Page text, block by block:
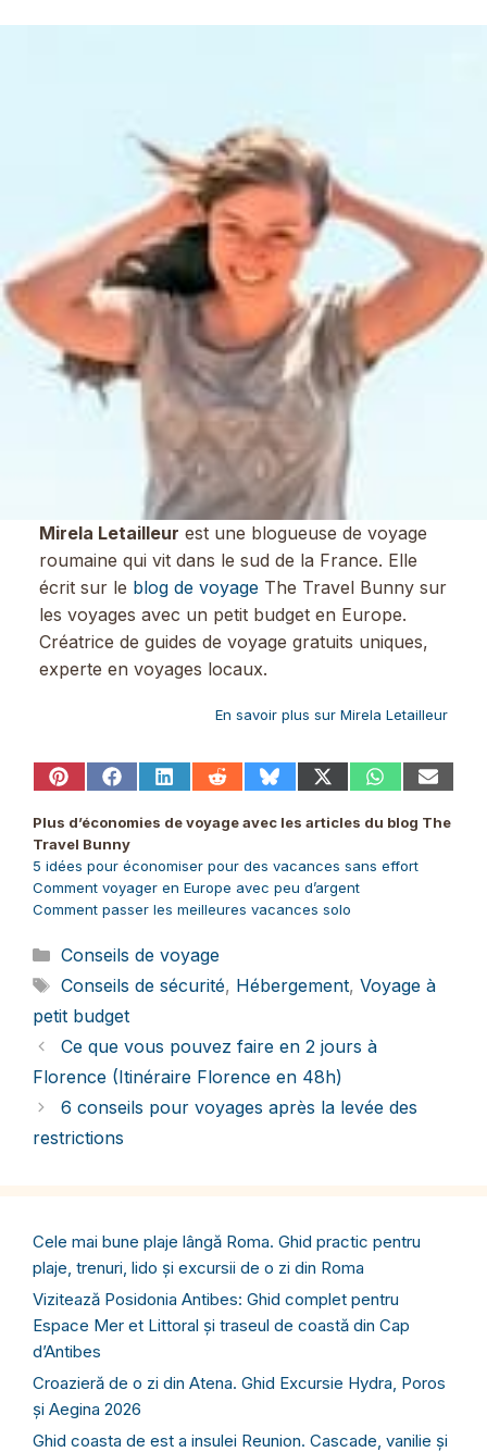
Mirela Letailleur est une blogueuse de voyage
roumaine qui vit dans le sud de la France. Elle
écrit sur le blog de voyageThe Travel Bunny sur
les voyages avec un petit budget en Europe.
Créatrice de guides de voyage gratuits uniques,
experte en voyages locaux.
En savoir plus sur Mirela Letailleur
Share
Pinterest
Share
Facebook
Share
LinkedIn
Share
Reddit
Share
Bluesky
Share
X
(Twitter)
Share
WhatsApp
Share
Email
Plus d’économies de voyage avec les articles du blog The
Travel Bunny
5 idées pour économiser pour des vacances sans effort
Comment voyager en Europe avec peu d’argent
Comment passer les meilleures vacances solo
Catégories
Conseils de voyage
Étiquettes
Conseils de sécurité, Hébergement, Voyage à
petit budget
Ce que vous pouvez faire en 2 jours à
Florence (Itinéraire Florence en 48h)
6 conseils pour voyages après la levée des
restrictions
Cele mai bune plaje lângă Roma. Ghid practic pentru
plaje, trenuri, lido și excursii de o zi din Roma
Vizitează Posidonia Antibes: Ghid complet pentru
Espace Mer et Littoral și traseul de coastă din Cap
d’Antibes
Croazieră de o zi din Atena. Ghid Excursie Hydra, Poros
și Aegina 2026
Ghid coasta de est a insulei Reunion. Cascade, vanilie și